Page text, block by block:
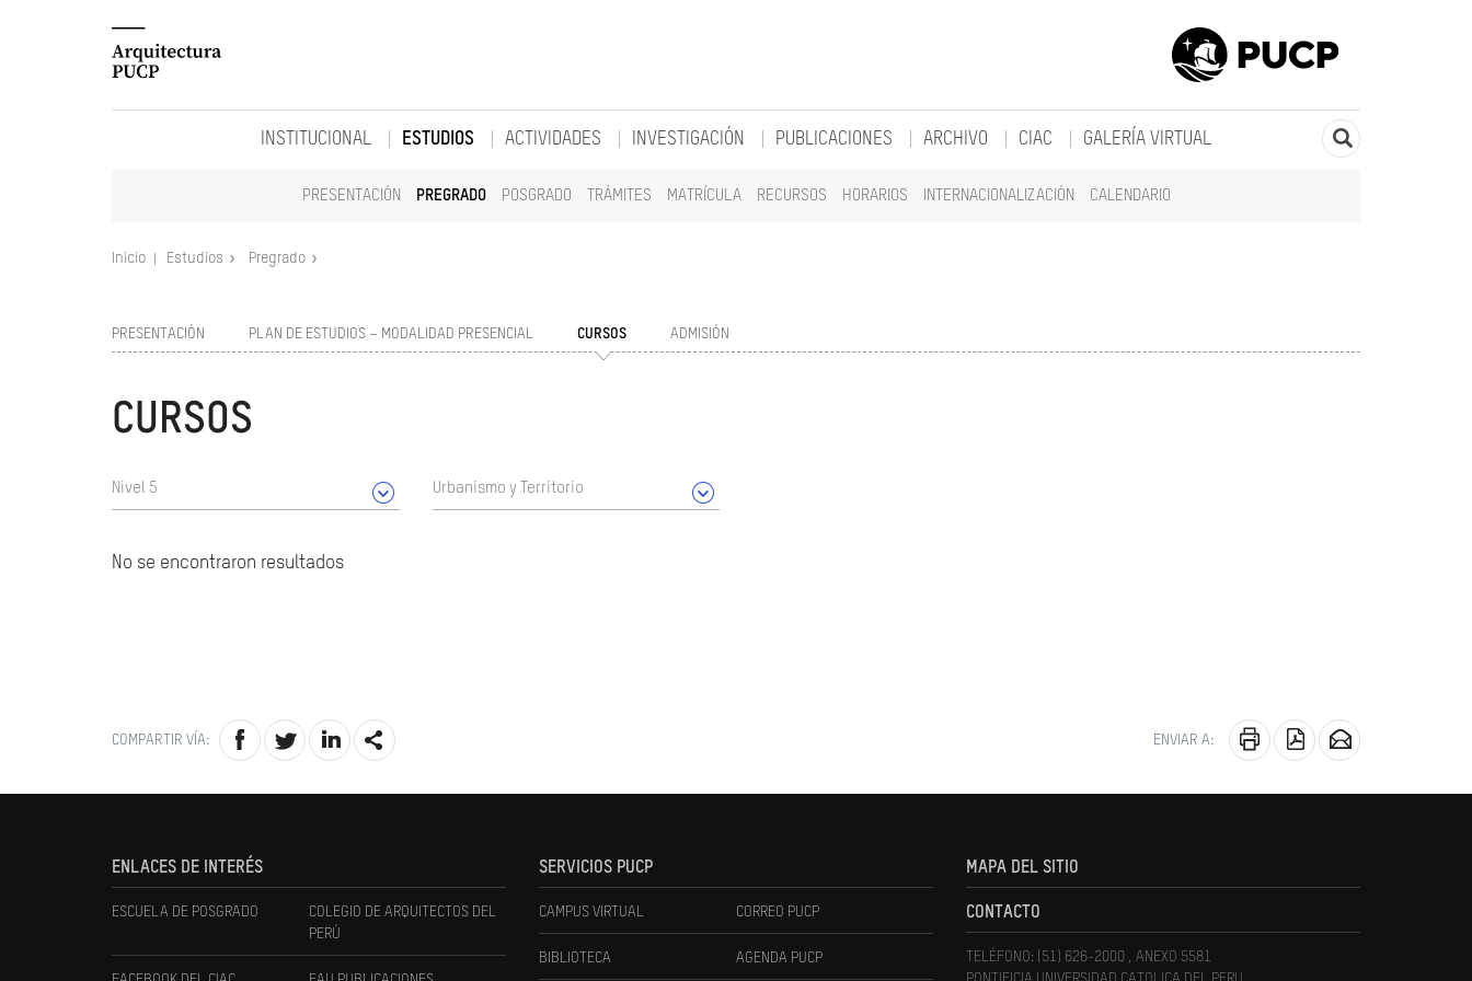
INSTITUCIONAL ESTUDIOS
PRESENTACIÓN PREGRADO POSGRADO TRÁMITES MATRÍCULA RECURSOS HORARIOS INTERNACIONALIZACIÓN CALENDARIO
ACTIVIDADES INVESTIGACIÓN PUBLICACIONES ARCHIVO CIAC GALERÍA VIRTUAL
Inicio Estudios Pregrado
PRESENTACIÓN PLAN DE ESTUDIOS – MODALIDAD PRESENCIAL CURSOS ADMISIÓN
CURSOS
Nivel 5 Urbanismo y Territorio
No se encontraron resultados
COMPARTIR VÍA: ENVIAR A:
ENLACES DE INTERÉS
ESCUELA DE POSGRADO
COLEGIO DE ARQUITECTOS DEL
PERÚ
SERVICIOS PUCP
CAMPUS VIRTUAL CORREO PUCP
BIBLIOTECA AGENDA PUCP
MAPA DEL SITIO
CONTACTO
TELÉFONO: (51) 626-2000 , ANEXO 5581